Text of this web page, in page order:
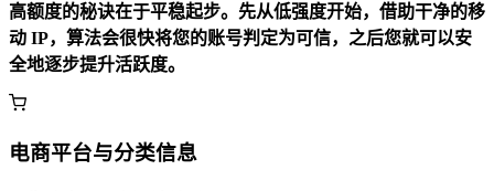
高额度的秘诀在于平稳起步。先从低强度开始，借助干净的移
动 IP，算法会很快将您的账号判定为可信，之后您就可以安
全地逐步提升活跃度。
电商平台与分类信息